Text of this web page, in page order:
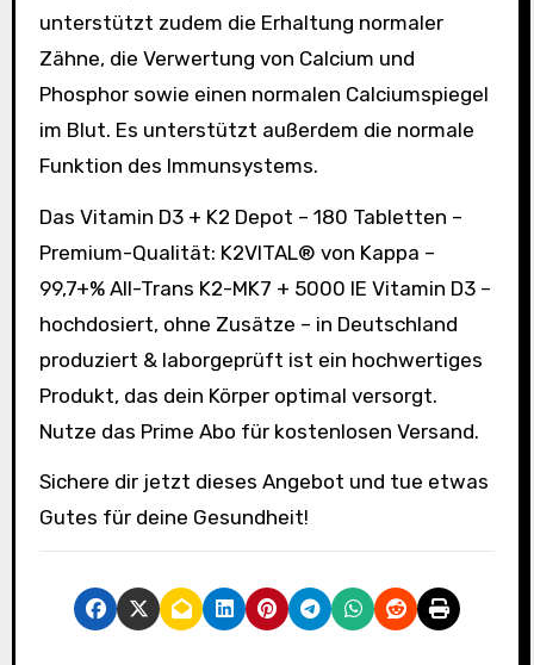
unterstützt zudem die Erhaltung normaler
Zähne, die Verwertung von Calcium und
Phosphor sowie einen normalen Calciumspiegel
im Blut. Es unterstützt außerdem die normale
Funktion des Immunsystems.
Das Vitamin D3 + K2 Depot – 180 Tabletten –
Premium-Qualität: K2VITAL® von Kappa –
99,7+% All-Trans K2-MK7 + 5000 IE Vitamin D3 –
hochdosiert, ohne Zusätze – in Deutschland
produziert & laborgeprüft ist ein hochwertiges
Produkt, das dein Körper optimal versorgt.
Nutze das Prime Abo für kostenlosen Versand.
Sichere dir jetzt dieses Angebot und tue etwas
Gutes für deine Gesundheit!